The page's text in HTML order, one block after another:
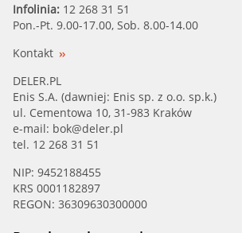
Infolinia: 12 268 31 51
Pon.-Pt. 9.00-17.00, Sob. 8.00-14.00
Kontakt
DELER.PL
Enis S.A. (dawniej: Enis sp. z o.o. sp.k.)
ul. Cementowa 10, 31-983 Kraków
e-mail: bok@deler.pl
tel. 12 268 31 51
NIP: 9452188455
KRS 0001182897
REGON: 36309630300000